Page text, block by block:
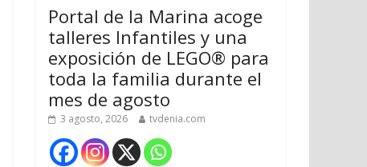
Portal de la Marina acoge
talleres Infantiles y una
exposición de LEGO® para
toda la familia durante el
mes de agosto
3 agosto, 2026 tvdenia.com